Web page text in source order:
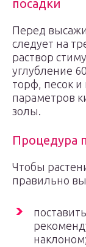
посадки
Перед
следует на
раствор
углубление
торф, песок
параметров
золы.
Процедура
Чтобы
правильно
наклоном;